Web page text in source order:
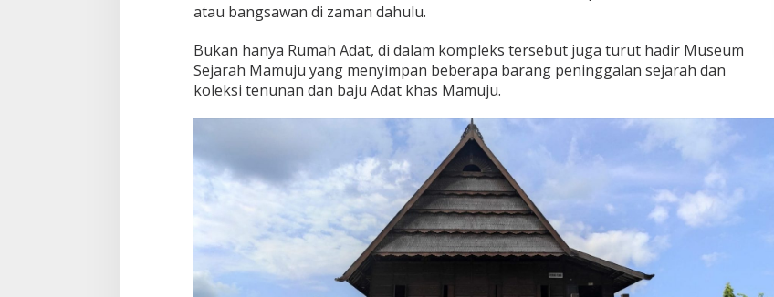
a
atau bangsawan di zaman dahulu.
Bukan hanya Rumah Adat, di dalam kompleks tersebut juga turut hadir Museum
Sejarah Mamuju yang menyimpan beberapa barang peninggalan sejarah dan
koleksi tenunan dan baju Adat khas Mamuju.